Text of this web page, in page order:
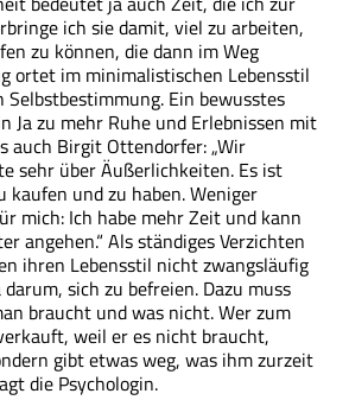
ich sie damit, viel zu arbeiten,
zu können, die dann im Weg
ortet im minimalistischen Lebensstil
Selbstbestimmung. Ein bewusstes
Ja zu mehr Ruhe und Erlebnissen mit
auch Birgit Ottendorfer: „Wir
sehr über Äußerlichkeiten. Es ist
kaufen und zu haben. Weniger
mich: Ich habe mehr Zeit und kann
angehen.“ Als ständiges Verzichten
ihren Lebensstil nicht zwangsläufig
sich zu befreien. Dazu muss
braucht und was nicht. Wer zum
weil er es nicht braucht,
gibt etwas weg, was ihm zurzeit
die Psychologin.